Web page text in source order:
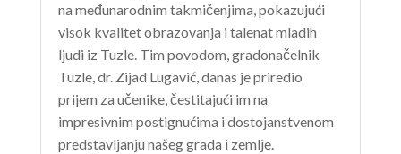
na međunarodnim takmičenjima, pokazujući
visok kvalitet obrazovanja i talenat mladih
ljudi iz Tuzle. Tim povodom, gradonačelnik
Tuzle, dr. Zijad Lugavić, danas je priredio
prijem za učenike, čestitajući im na
impresivnim postignućima i dostojanstvenom
predstavljanju našeg grada i zemlje.